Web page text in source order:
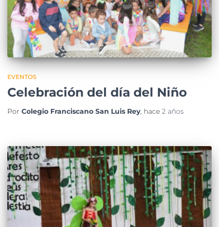
EVENTOS
Celebración del día del Niño
Por Colegio Franciscano San Luis Rey, hace 2 años